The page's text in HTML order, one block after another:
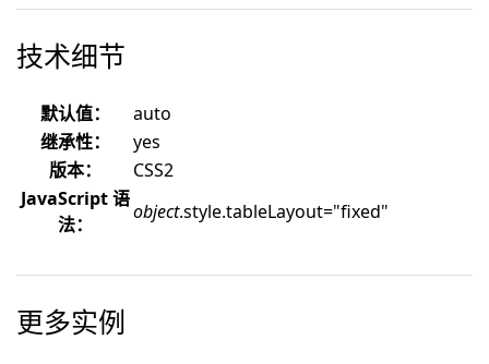
技术细节
默认值：
auto
继承性：
yes
版本：
CSS2
JavaScript 语
法：
object.style.tableLayout="fixed"
更多实例